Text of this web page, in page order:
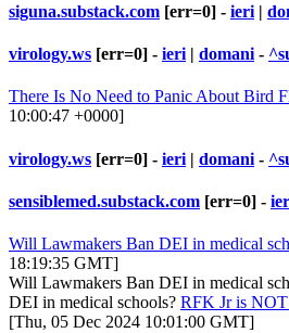
siguna.substack.com [err=0] - ieri |
virology.ws [err=0] - ieri | domani -
There Is No Need to Panic About Bird
10:00:47 +0000]
virology.ws [err=0] - ieri | domani -
sensiblemed.substack.com [err=0] -
Will Lawmakers Ban DEI in medical
18:19:35 GMT]
Will Lawmakers Ban DEI in medical
DEI in medical schools? RFK Jr is NOT
[Thu, 05 Dec 2024 10:01:00 GMT]